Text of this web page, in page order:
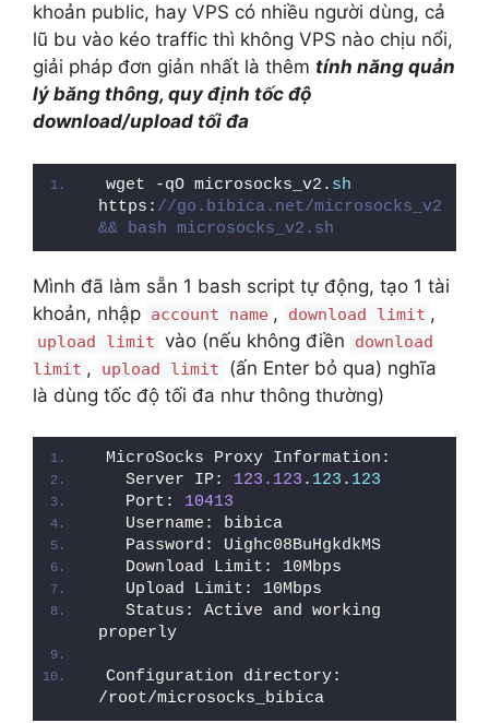
khoản public, hay VPS có nhiều người dùng, cả
lũ bu vào kéo traffic thì không VPS nào chịu nổi,
giải pháp đơn giản nhất là thêm tính năng quản
lý băng thông, quy định tốc độ
download/upload tối đa
wget -qO microsocks_v2. sh
https: //go.bibica.net/microsocks_v2
&& bash microsocks_v2.sh
Mình đã làm sẵn 1 bash script tự động, tạo 1 tài
khoản, nhập account name , download limit ,
upload limit vào (nếu không điền
download
limit , upload limit
(ấn Enter bỏ qua) nghĩa
là dùng tốc độ tối đa như thông thường)
MicroSocks Proxy Information:
  Server IP:
123.123 . 123 . 123
  Port:
10413
  Username: bibica
  Password: Uighc08BuHgkdkMS
  Download Limit: 10Mbps
  Upload Limit: 10Mbps
  Status: Active and working
properly
Configuration directory:
/root/microsocks_bibica